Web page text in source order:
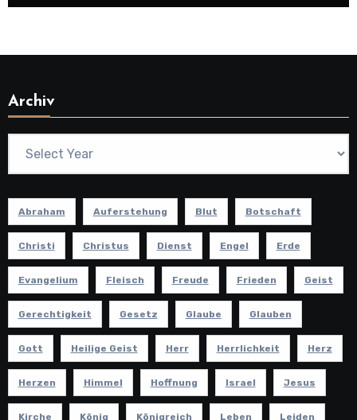
Archiv
Abraham Auferstehung Blut Botschaft
Christi Christus Dienst Engel Erde
Evangelium Fleisch Freude Frieden Geist
Gerechtigkeit Gesetz Glaube Glauben
Gott Heilige Geist Herr Herrlichkeit Herz
Herzen Himmel Hoffnung Israel Jesus
Kirche König Königreich Leben Leiden